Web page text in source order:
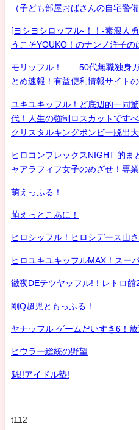
（子ども部屋おばさんの自宅警
[ヨシヨシロッフル-！！-素浪人
うこそYOUKO！のナンノ洋子の
モリッフル！ 50代無職独身ガ
とめ速報！有益便利情報サイト
ユキユキッフル！ど底辺的一同
代！人生の強制ロスカットです
クリスタルキングボンビー脱出
ヒロコンプレックスNIGHT 的ま
ャアラフィフ女子のめざせ！専
萌えっふる！
萌えっとこあに！
ヒロシッフル！ヒロシデース山
ヒロユキユキッフルMAX！スー
徹夜DEテツヤッフル!！レトロ館
剛Q超児ともっふる！
ヤナッフル ゲームだいすき6！放
ヒウラー総統の野望
魁!!アイドル塾!
t112